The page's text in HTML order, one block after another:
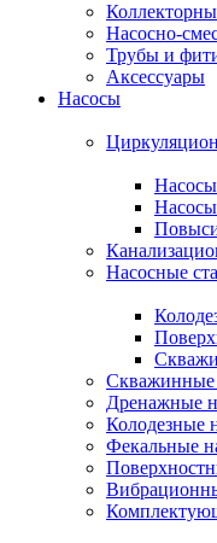
Насосно-
Трубы и
Аксессуары
Насосы
Насосные
Скважинные
Дренажные
Колодезные
Фекальные